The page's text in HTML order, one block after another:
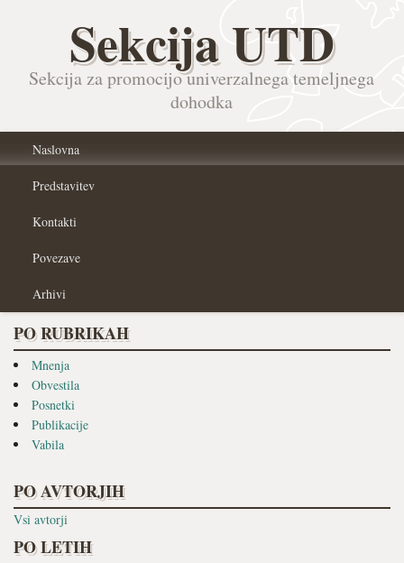
Sekcija UTD
Sekcija za promocijo univerzalnega temeljnega
dohodka
Naslovna
Predstavitev
Kontakti
Povezave
Arhivi
PO RUBRIKAH
Mnenja
Obvestila
Posnetki
Publikacije
Vabila
PO AVTORJIH
Vsi avtorji
PO LETIH